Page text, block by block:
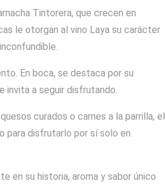
Tintorera, que crecen en
le otorgan al vino Laya su carácter
En boca, se destaca por su
invita a seguir disfrutando.
curados o carnes a la parrilla, el
para disfrutarlo por sí solo en
en su historia, aroma y sabor único